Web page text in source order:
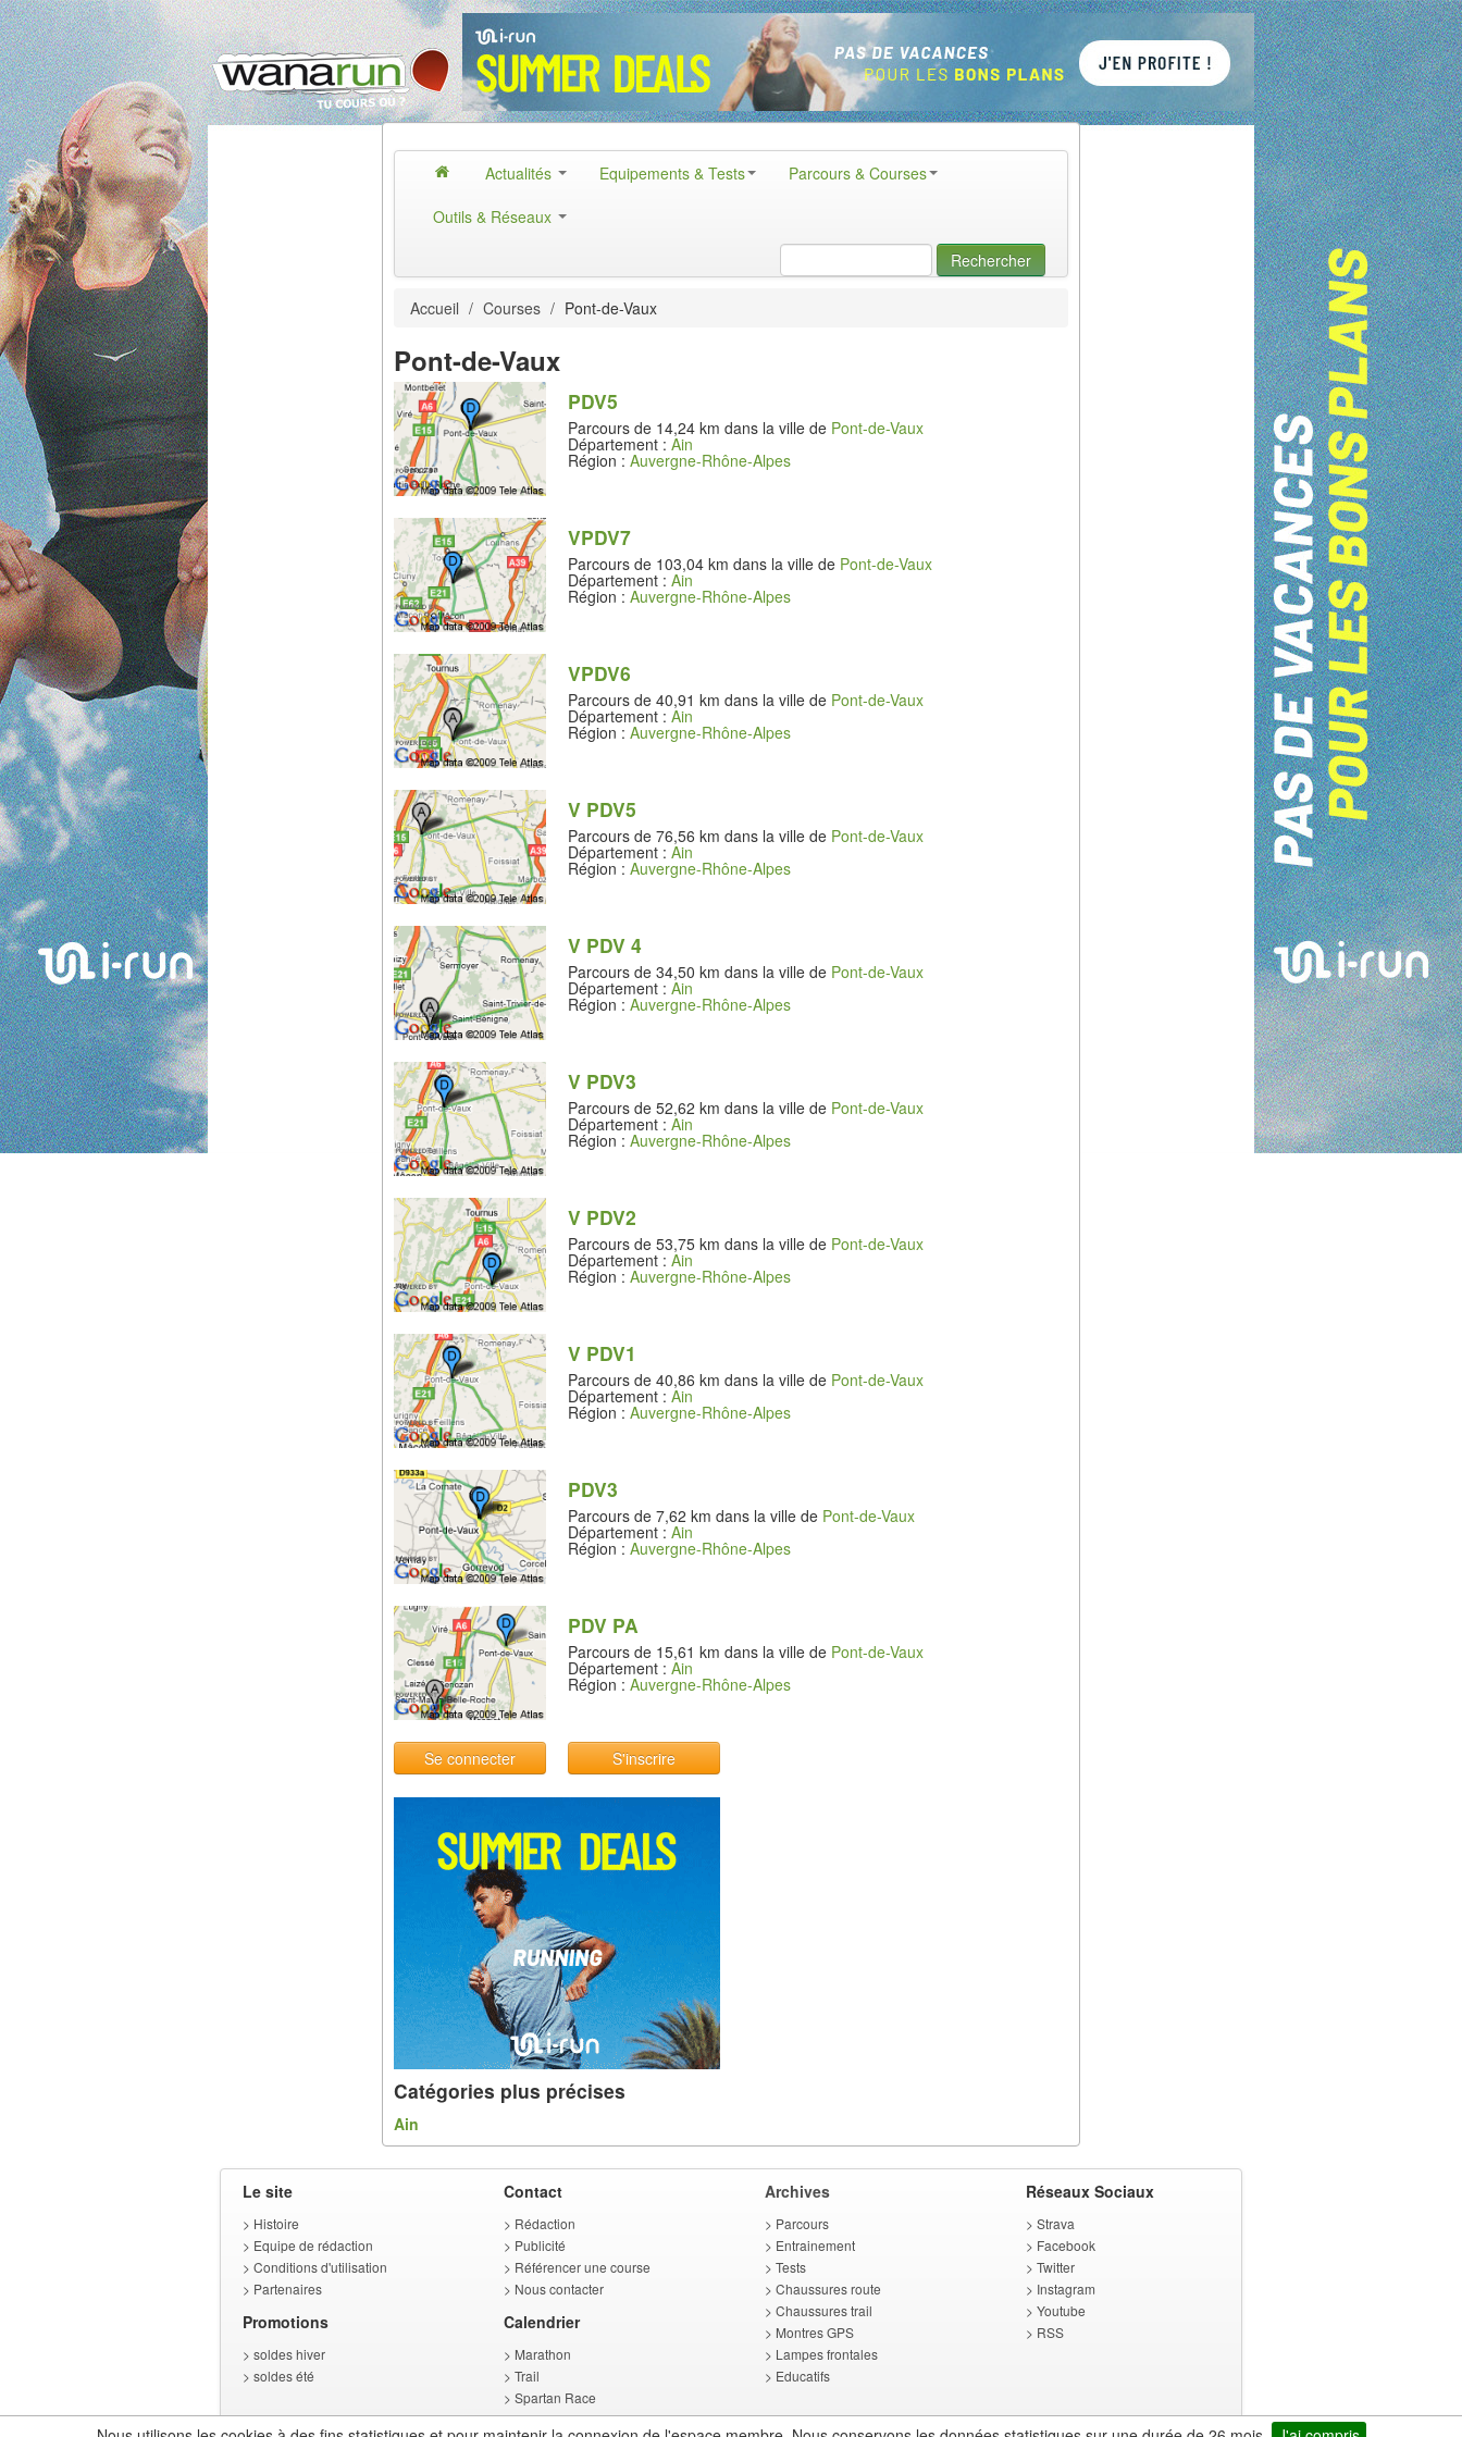
Actualités Equipements & Tests
Parcours & Courses
Outils & Réseaux
Rechercher
Accueil / Courses / Pont-de-Vaux
Pont-de-Vaux
PDV5
Parcours de 14,24 km dans la ville de Pont-de-Vaux
Département : Ain
Région : Auvergne-Rhône-Alpes
VPDV7
Parcours de 103,04 km dans la ville de Pont-de-Vaux
Département : Ain
Région : Auvergne-Rhône-Alpes
VPDV6
Parcours de 40,91 km dans la ville de Pont-de-Vaux
Département : Ain
Région : Auvergne-Rhône-Alpes
V PDV5
Parcours de 76,56 km dans la ville de Pont-de-Vaux
Département : Ain
Région : Auvergne-Rhône-Alpes
V PDV 4
Parcours de 34,50 km dans la ville de Pont-de-Vaux
Département : Ain
Région : Auvergne-Rhône-Alpes
V PDV3
Parcours de 52,62 km dans la ville de Pont-de-Vaux
Département : Ain
Région : Auvergne-Rhône-Alpes
V PDV2
Parcours de 53,75 km dans la ville de Pont-de-Vaux
Département : Ain
Région : Auvergne-Rhône-Alpes
V PDV1
Parcours de 40,86 km dans la ville de Pont-de-Vaux
Département : Ain
Région : Auvergne-Rhône-Alpes
PDV3
Parcours de 7,62 km dans la ville de Pont-de-Vaux
Département : Ain
Région : Auvergne-Rhône-Alpes
PDV PA
Parcours de 15,61 km dans la ville de Pont-de-Vaux
Département : Ain
Région : Auvergne-Rhône-Alpes
Se connecter S'inscrire
Catégories plus précises
Ain
Le site
> Histoire
> Equipe de rédaction
> Conditions d'utilisation
> Partenaires
Promotions
> soldes hiver
> soldes été
Contact
> Rédaction
> Publicité
> Référencer une course
> Nous contacter
Calendrier
> Marathon
> Trail
> Spartan Race
>Triathlon
Archives
> Parcours
> Entrainement
> Tests
> Chaussures route
> Chaussures trail
> Montres GPS
> Lampes frontales
> Educatifs
Réseaux Sociaux
> Strava
> Facebook
> Twitter
> Instagram
> Youtube
> RSS